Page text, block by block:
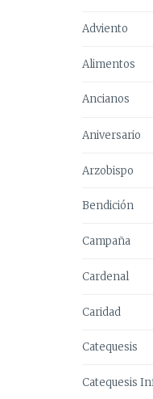
Adviento
Alimentos
Ancianos
Aniversario
Arzobispo
Bendición
Campaña
Cardenal
Caridad
Catequesis
Catequesis